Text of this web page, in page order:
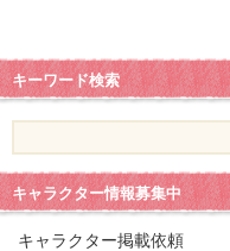
キーワード検索
キャラクター情報募集中
キャラクター掲載依頼